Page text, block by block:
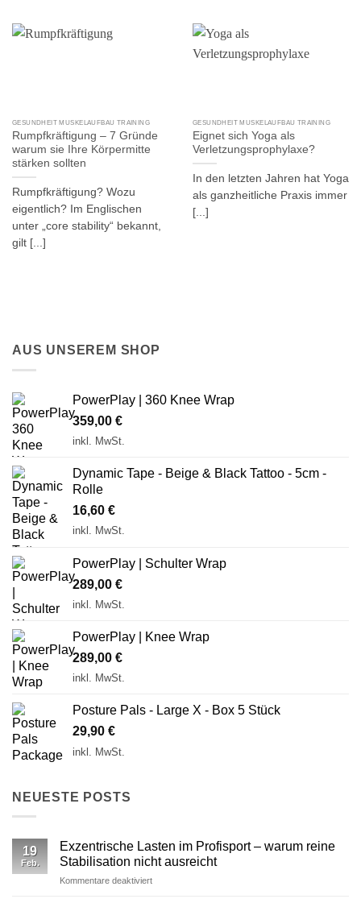
GESUNDHEIT MUSKELAUFBAU TRAINING
Rumpfkräftigung – 7 Gründe
warum sie Ihre Körpermitte
stärken sollten
Rumpfkräftigung? Wozu
eigentlich? Im Englischen
unter „core stability“ bekannt,
gilt [...]
GESUNDHEIT MUSKELAUFBAU TRAINING
Eignet sich Yoga als
Verletzungsprophylaxe?
In den letzten Jahren hat Yoga
als ganzheitliche Praxis immer
[...]
AUS UNSEREM SHOP
PowerPlay | 360 Knee Wrap
359,00 €
inkl. MwSt.
Dynamic Tape - Beige & Black Tattoo - 5cm -
Rolle
16,60 €
inkl. MwSt.
PowerPlay | Schulter Wrap
289,00 €
inkl. MwSt.
PowerPlay | Knee Wrap
289,00 €
inkl. MwSt.
Posture Pals - Large X - Box 5 Stück
29,90 €
inkl. MwSt.
NEUESTE POSTS
19
Feb.
Exzentrische Lasten im Profisport – warum reine
Stabilisation nicht ausreicht
Kommentare deaktiviertfür